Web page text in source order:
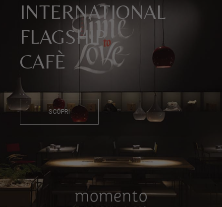
INTERNATIONAL
FLAGSHIP
CAFÈ
SCOPRI